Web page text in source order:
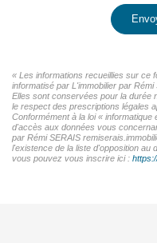
« Les informations recueillies sur ce
informatisé par L'immobilier par
Elles sont conservées pour la durée
le respect des prescriptions légales
Conformément à la loi «
d'accès aux données vous
par Rémi SERAIS
l'existence de la liste d'opposition au
vous pouvez vous inscrire ici :